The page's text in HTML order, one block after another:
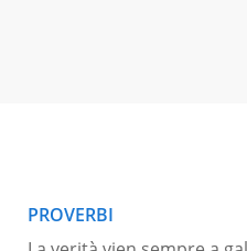
PROVERBI